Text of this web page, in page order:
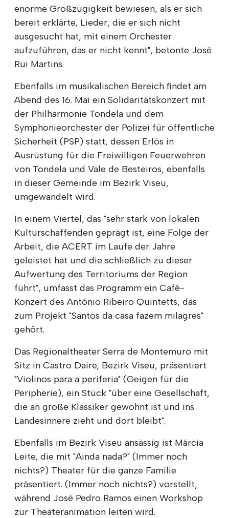
enorme Großzügigkeit bewiesen, als er sich
bereit erklärte, Lieder, die er sich nicht
ausgesucht hat, mit einem Orchester
aufzuführen, das er nicht kennt", betonte José
Rui Martins.
Ebenfalls im musikalischen Bereich findet am
Abend des 16. Mai ein Solidaritätskonzert mit
der Philharmonie Tondela und dem
Symphonieorchester der Polizei für öffentliche
Sicherheit (PSP) statt, dessen Erlös in
Ausrüstung für die Freiwilligen Feuerwehren
von Tondela und Vale de Besteiros, ebenfalls
in dieser Gemeinde im Bezirk Viseu,
umgewandelt wird.
In einem Viertel, das "sehr stark von lokalen
Kulturschaffenden geprägt ist, eine Folge der
Arbeit, die ACERT im Laufe der Jahre
geleistet hat und die schließlich zu dieser
Aufwertung des Territoriums der Region
führt", umfasst das Programm ein Café-
Konzert des António Ribeiro Quintetts, das
zum Projekt "Santos da casa fazem milagres"
gehört.
Das Regionaltheater Serra de Montemuro mit
Sitz in Castro Daire, Bezirk Viseu, präsentiert
"Violinos para a periferia" (Geigen für die
Peripherie), ein Stück "über eine Gesellschaft,
die an große Klassiker gewöhnt ist und ins
Landesinnere zieht und dort bleibt".
Ebenfalls im Bezirk Viseu ansässig ist Márcia
Leite, die mit "Ainda nada?" (Immer noch
nichts?) Theater für die ganze Familie
präsentiert. (Immer noch nichts?) vorstellt,
während José Pedro Ramos einen Workshop
zur Theateranimation leiten wird.